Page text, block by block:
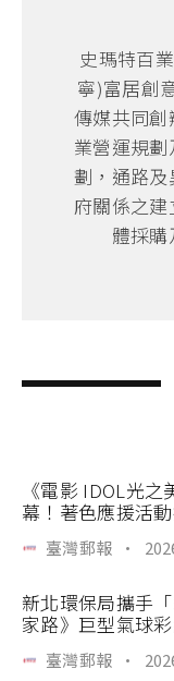
史瑪特百
寧)富居創
傳媒共同
業營運規
劃，通路
府關係之
體採購
《電影 IDOL光
幕！著色應援活
臺灣郵報 ·
新北環保局攜手
家路》巨型氣球
臺灣郵報 ·